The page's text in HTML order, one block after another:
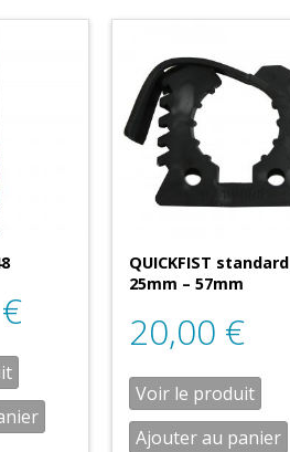
€
QUICKFIST standard
25mm – 57mm
20,00 €
Voir le produit
Ajouter au panier